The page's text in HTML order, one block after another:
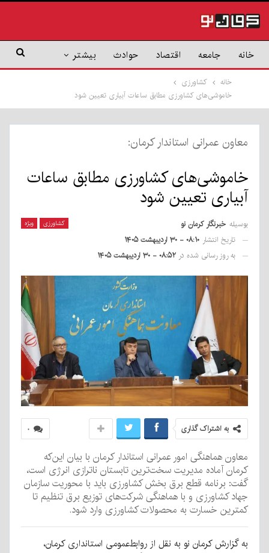
خانه جامعه اقتصاد حوادث بیشتر
خانه
کشاورزی
خاموشی‌های کشاورزی مطابق ساعات آبیاری تعیین شود
معاون عمرانی استاندار کرمان:
خاموشی‌های کشاورزی مطابق ساعات
آبیاری تعیین شود
کشاورزی ویژه بوسیله خبرنگار کرمان نو
تاریخ انتشار ۰۸:۱۰ - ۳۰ اردیبهشت ۱۴۰۵
به روز رسانی شده در ۰۸:۵۲ - ۳۰ اردیبهشت ۱۴۰۵
۰ به اشتراک گذاری
معاون هماهنگی امور عمرانی استاندار کرمان با بیان این‌که
کرمان آماده مدیریت سخت‌ترین تابستان ناترازی انرژی است،
گفت: برنامه قطع برق بخش کشاورزی باید با محوریت سازمان
جهاد کشاورزی و با هماهنگی شرکت‌های توزیع برق تنظیم تا
کمترین خسارت به محصولات کشاورزی وارد شود.
به گزارش کرمان نو به نقل از روابط‌عمومی استانداری کرمان،